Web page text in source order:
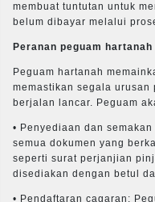
membuat tuntutan untuk
belum dibayar melalui
Peranan peguam
Peguam hartanah
memastikan segala urusan
berjalan lancar. Peguam
• Penyediaan dan
semua dokumen yang
seperti surat perjanjian
disediakan dengan betul
• Pendaftaran cagaran: